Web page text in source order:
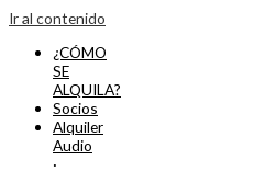
Ir al contenido
¿CÓMO
SE
ALQUILA?
Socios
Alquiler
Audio
·